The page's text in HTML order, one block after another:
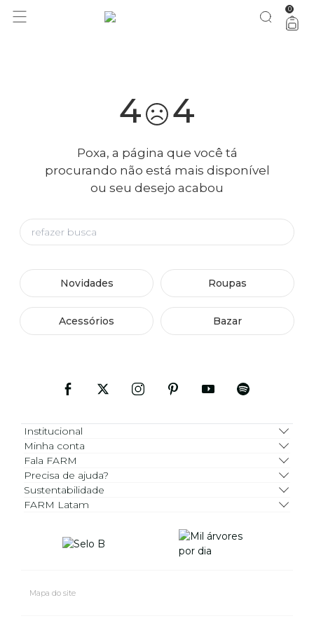
você merece 30% OFF pra comemorar com a gente aproveita! 0
4 4
Poxa, a página que você tá
procurando não está mais disponível
ou seu desejo acabou
Novidades Roupas
Acessórios Bazar
Institucional
Minha conta
Fala FARM
Precisa de ajuda?
Sustentabilidade
FARM Latam
Mapa do site